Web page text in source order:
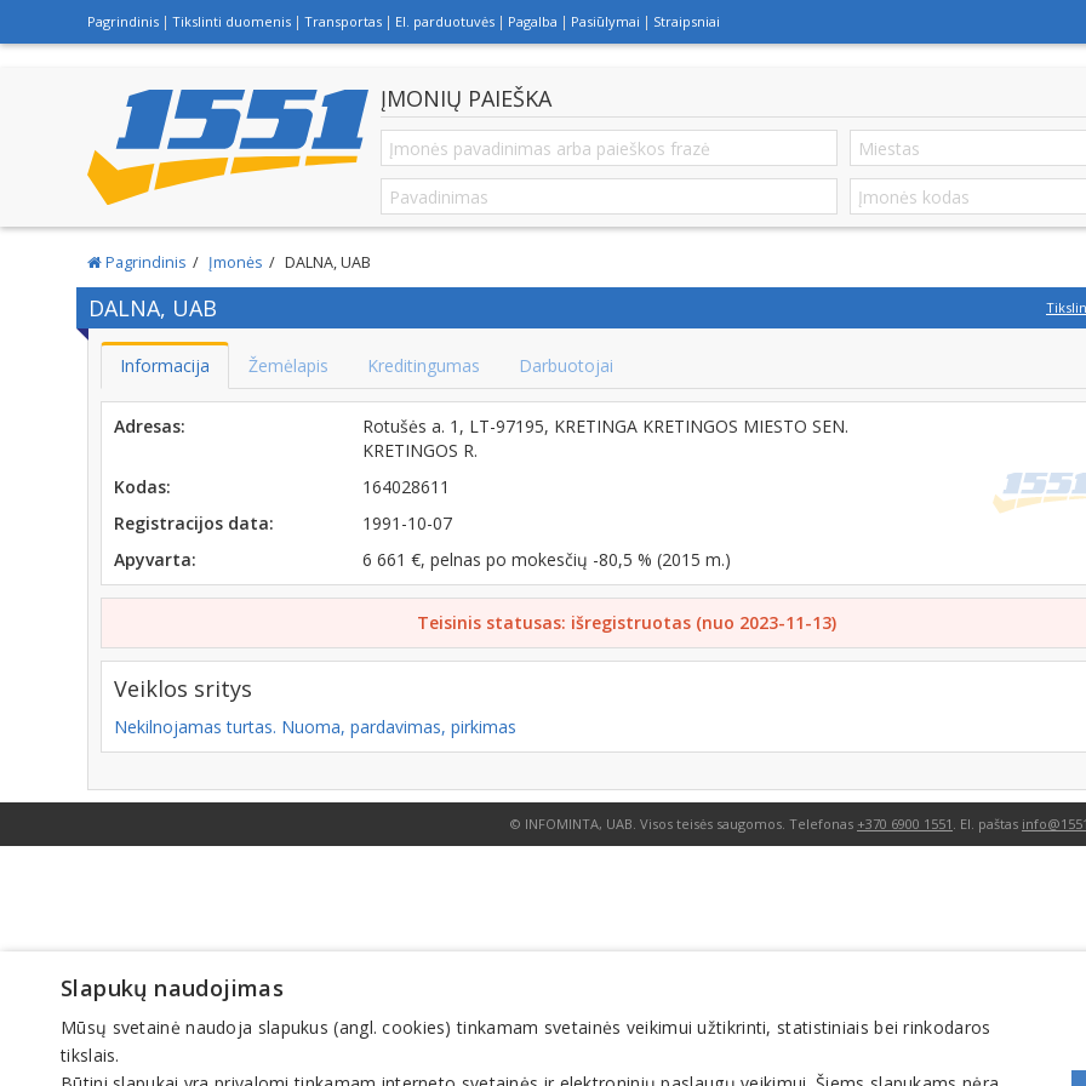
Pagrindinis Tikslinti duomenis Transportas El. parduotuvės Pagalba Pasiūlymai Straipsniai
ĮMONIŲ PAIEŠKA
Pagrindinis Įmonės DALNA, UAB
DALNA, UAB
Informacija Žemėlapis Kreditingumas Darbuotojai
Adresas:
Rotušės a. 1, LT-97195, KRETINGA KRETINGOS MIESTO SEN.
KRETINGOS R.
Kodas:
164028611
Registracijos data:
1991-10-07
Apyvarta:
6 661 €, pelnas po mokesčių -80,5 % (2015 m.)
Teisinis statusas: išregistruotas (nuo 2023-11-13)
Veiklos sritys
Nekilnojamas turtas. Nuoma, pardavimas, pirkimas
© INFOMINTA, UAB. Visos teisės saugomos. Telefonas +370 6900 1551 . El. paštas
Slapukų naudojimas
Mūsų svetainė naudoja slapukus (angl. cookies) tinkamam svetainės veikimui užtikrinti, statistiniais bei rinkodaros
tikslais.